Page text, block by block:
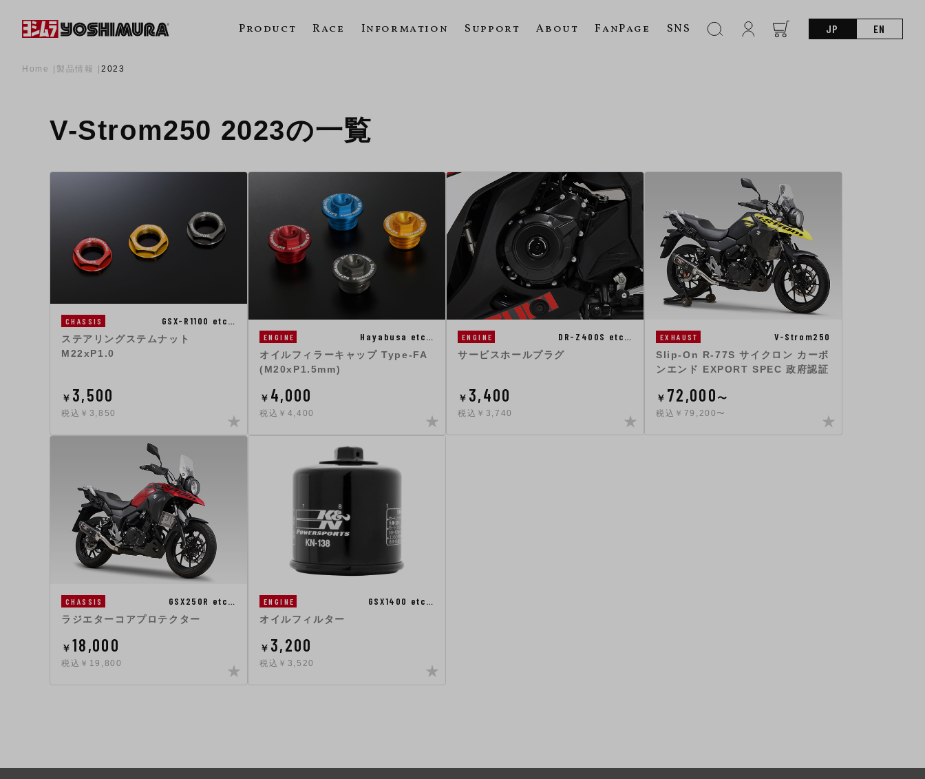
Product Race Information Support About FanPage SNS JP EN
Home 製品情報 2023
V-Strom250 2023の一覧
CHASSIS GSX-R1100 etc…
ステアリングステムナット
M22xP1.0
￥ 3,500
税込￥3,850
ENGINE Hayabusa etc…
オイルフィラーキャップ Type-FA
(M20xP1.5mm)
￥ 4,000
税込￥4,400
ENGINE DR-Z400S etc…
サービスホールプラグ
￥ 3,400
税込￥3,740
EXHAUST V-Strom250
Slip-On R-77S サイクロン カーボ
ンエンド EXPORT SPEC 政府認証
￥ 72,000〜
税込￥79,200〜
CHASSIS GSX250R etc…
ラジエターコアプロテクター
￥ 18,000
税込￥19,800
ENGINE GSX1400 etc…
オイルフィルター
￥ 3,200
税込￥3,520